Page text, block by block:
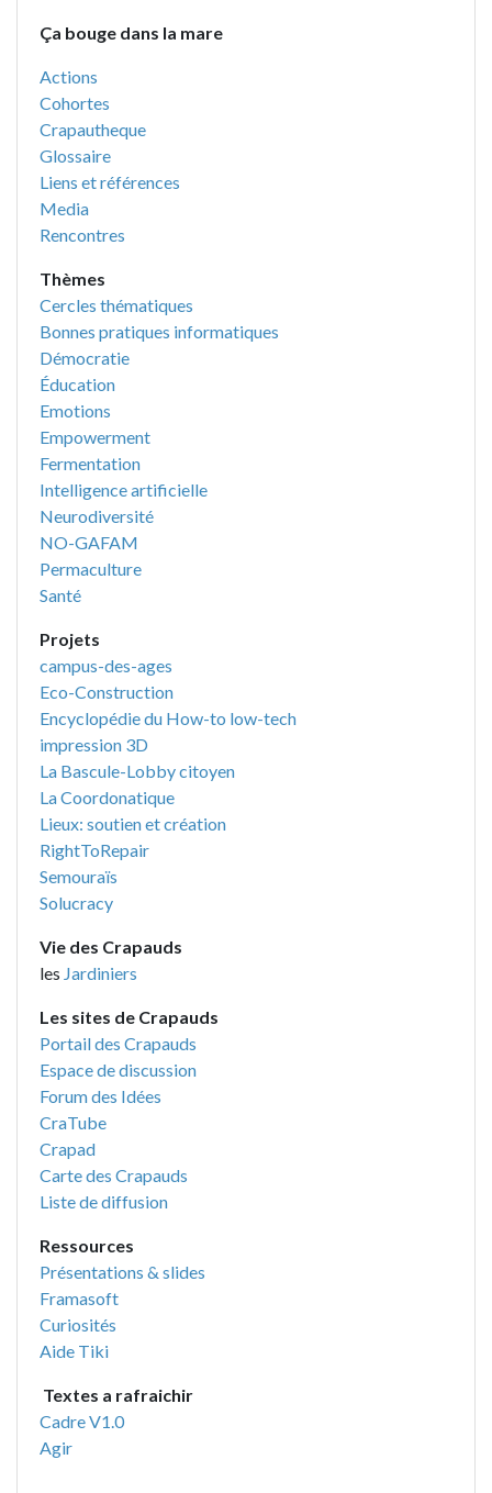
Ça bouge dans la mare
Actions
Cohortes
Crapautheque
Glossaire
Liens et références
Media
Rencontres
Thèmes
Cercles thématiques
Bonnes pratiques informatiques
Démocratie
Éducation
Emotions
Empowerment
Fermentation
Intelligence artificielle
Neurodiversité
NO-GAFAM
Permaculture
Santé
Projets
campus-des-ages
Eco-Construction
Encyclopédie du How-to low-tech
impression 3D
La Bascule-Lobby citoyen
La Coordonatique
Lieux: soutien et création
RightToRepair
Semouraïs
Solucracy
Vie des Crapauds
les Jardiniers
Les sites de Crapauds
Portail des Crapauds
Espace de discussion
Forum des Idées
CraTube
Crapad
Carte des Crapauds
Liste de diffusion
Ressources
Présentations & slides
Framasoft
Curiosités
Aide Tiki
Textes a rafraichir
Cadre V1.0
Agir